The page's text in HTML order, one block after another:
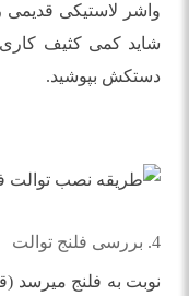
واشر لاستیکی قدیمی
شاید کمی کثیف کاری
دستکش بپوشید.
4. بررسی فلنج توالت
نوبت به فلنج میرسد